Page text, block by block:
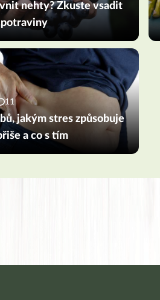
nehty? Zkuste vsadit
11
jakým stres způsobuje
a co s tím